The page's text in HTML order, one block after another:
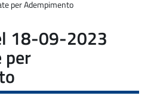
per Adempimento
18-09-2023
per